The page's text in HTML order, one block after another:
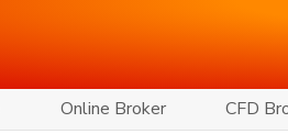
Online Broker CFD